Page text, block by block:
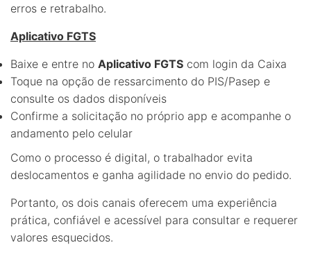
erros e retrabalho.
Aplicativo FGTS
Baixe e entre no Aplicativo FGTS com login da Caixa
Toque na opção de ressarcimento do PIS/Pasep e
consulte os dados disponíveis
Confirme a solicitação no próprio app e acompanhe o
andamento pelo celular
Como o processo é digital, o trabalhador evita
deslocamentos e ganha agilidade no envio do pedido.
Portanto, os dois canais oferecem uma experiência
prática, confiável e acessível para consultar e requerer
valores esquecidos.